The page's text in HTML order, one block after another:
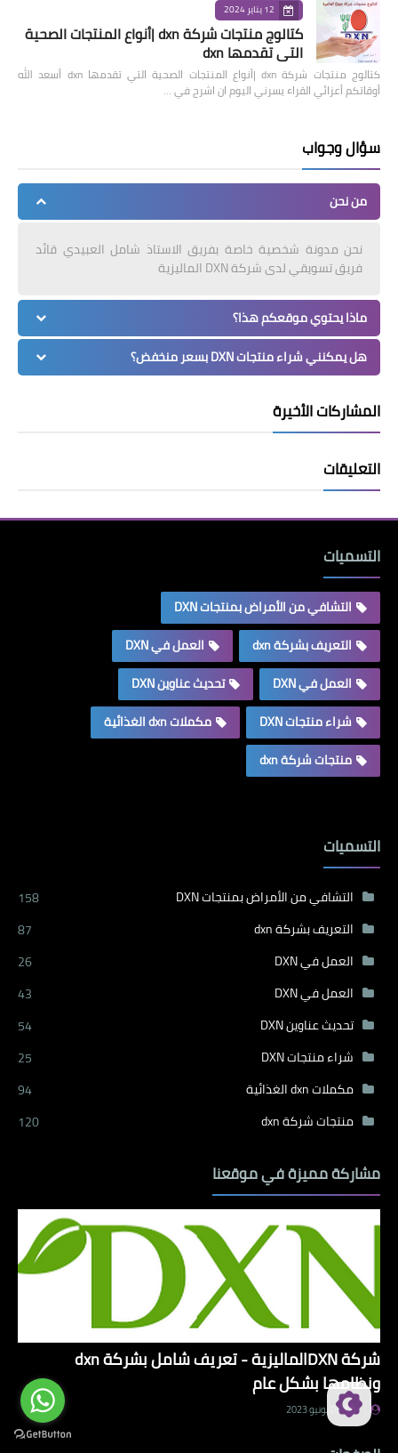
12 يناير 2024
كتالوج منتجات شركة dxn |أنواع المنتجات الصحية
التي تقدمها dxn
كتالوج منتجات شركة dxn |أنواع المنتجات الصحية التي تقدمها dxn أسعد الله
أوقاتكم أعزائي القراء يسرني اليوم ان اشرح في …
سؤال وجواب
من نحن
نحن مدونة شخصية خاصة بفريق الاستاذ شامل العبيدي قائد
فريق تسويقي لدى شركة DXN الماليزية
ماذا يحتوي موقعكم هذا؟
هل يمكنني شراء منتجات DXN بسعر منخفض؟
المشاركات الأخيرة
التعليقات
التسميات
التشافي من الأمراض بمنتجات DXN
التعريف بشركة dxn
العمل في DXN
العمل في DXN
تحديث عناوين DXN
شراء منتجات DXN
مكملات dxn الغذائية
منتجات شركة dxn
التسميات
التشافي من الأمراض بمنتجات DXN
158
التعريف بشركة dxn
87
العمل في DXN
26
العمل في DXN
43
تحديث عناوين DXN
54
شراء منتجات DXN
25
مكملات dxn الغذائية
94
منتجات شركة dxn
120
مشاركة مميزة في موقعنا
شركة DXNالماليزية - تعريف شامل بشركة dxn
ونظامها بشكل عام
05 يونيو 2023